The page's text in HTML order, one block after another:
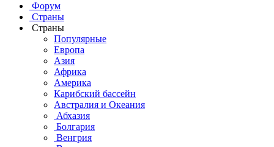
Форум
Страны
Страны
Популярные
Европа
Азия
Африка
Америка
Карибский бассейн
Австралия и Океания
Абхазия
Болгария
Венгрия